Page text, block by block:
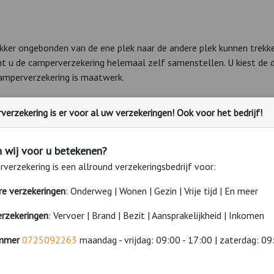
ongebonden van de ene plek naar de andere plek kunnen
u de camperverzekering helemaal zelf samenstellen. U kiest
is maatwerk.
en u heeft niet eerder een camperverzekering heeft
dient in dit geval te worden aangetoond door een kopie van
nog de camperverzekering bij ons aan.
Onze adviseurs helpen u graag.
/ zat. 09:00 - 15:00.
is er voor al uw verzekeringen! Ook voor het bedrijf!
wij voor u betekenen?
is een allround verzekeringsbedrijf voor:
verzekeringen: Onderweg | Wonen | Gezin | Vrije tijd | En meer
: Vervoer | Brand | Bezit | Aansprakelijkheid | Inkomen
0725092263 maandag - vrijdag: 09:00 - 17:00 | zaterdag: